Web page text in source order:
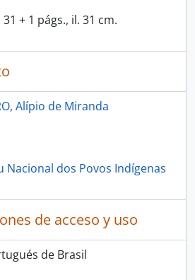
31 + 1 págs., il. 31 cm.
Alípio de Miranda
Nacional dos Povos Indígenas
de acceso y uso
de Brasil